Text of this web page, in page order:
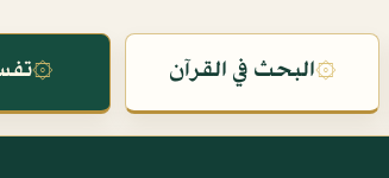
۞البحث في القرآن ۞